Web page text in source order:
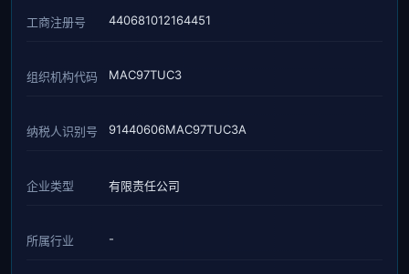
工商注册号 440681012164451
组织机构代码 MAC97TUC3
纳税人识别号 91440606MAC97TUC3A
企业类型 有限责任公司
所属行业 -